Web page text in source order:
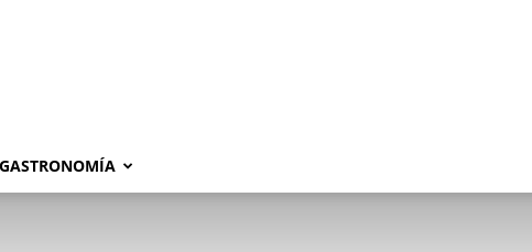
GASTRONOMÍA